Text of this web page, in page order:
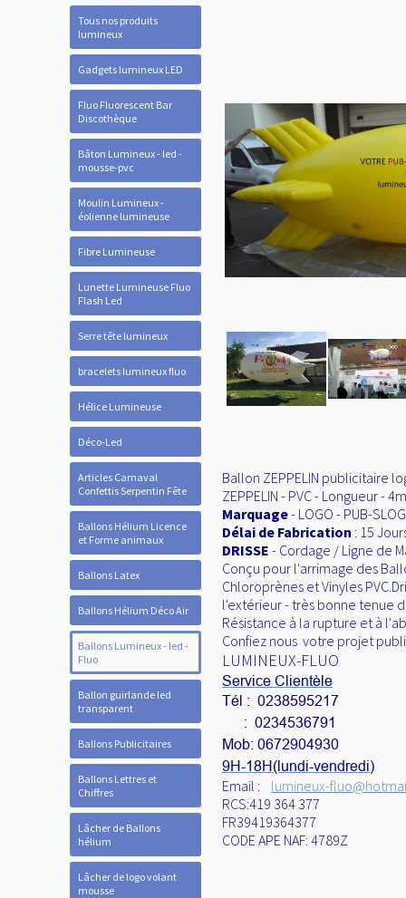
Tous nos produits
lumineux
Gadgets lumineux LED
Fluo Fluorescent Bar
Discothèque
Bâton Lumineux - led -
mousse-pvc
Moulin Lumineux -
éolienne lumineuse
Fibre Lumineuse
Lunette Lumineuse Fluo
Flash Led
Serre tête lumineux
bracelets lumineux fluo
Hélice Lumineuse
Déco-Led
Articles Carnaval
Confettis Serpentin Fête
Ballons Hélium Licence
et Forme animaux
Ballons Latex
Ballons Hélium Déco Air
Ballons Lumineux - led -
Fluo
Ballon guirlande led
transparent
Ballons Publicitaires
Ballons Lettres et
Chiffres
Lâcher de Ballons
hélium
Lâcher de logo volant
mousse
Ballon ZEPPELIN publicitaire
ZEPPELIN - PVC - Longueur -
Marquage- LOGO - PUB-
Délai de Fabrication : 15
DRISSE - Cordage / Ligne de
Conçu pour l'arrimage des
Chloroprènes et Vinyles
l'extérieur - très bonne tenue
Résistance à la rupture et à
Confiez nous votre projet
LUMINEUX-FLUO
Service Clientèle
Tél : 0238595217
: 0234536791
Mob: 0672904930
9H-18H(lundi-vendredi)
Email : lumineux-
RCS:419 364 377
FR39419364377
CODE APE NAF: 4789Z